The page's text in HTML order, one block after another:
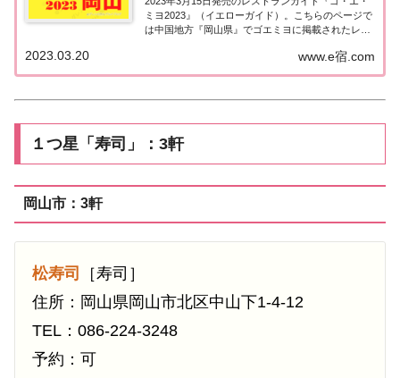
ミヨ2023』（イエローガイド）。こちらのページで
は中国地方『岡山県』でゴエミヨに掲載されたレス
2023『岡山県』中国地方「岡山エリア」で「ゴ・
エ・ミヨ2023」に掲載されたお店は8軒。...
www.e宿.com
2023.03.20
１つ星「寿司」：3軒
岡山市：3軒
松寿司
［寿司］
住所：岡山県岡山市北区中山下1-4-12
TEL：086-224-3248
予約：可